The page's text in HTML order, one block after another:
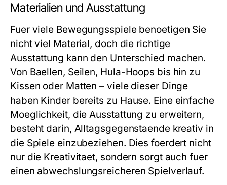
Materialien und Ausstattung
Fuer viele Bewegungsspiele benoetigen Sie
nicht viel Material, doch die richtige
Ausstattung kann den Unterschied machen.
Von Baellen, Seilen, Hula-Hoops bis hin zu
Kissen oder Matten – viele dieser Dinge
haben Kinder bereits zu Hause. Eine einfache
Moeglichkeit, die Ausstattung zu erweitern,
besteht darin, Alltagsgegenstaende kreativ in
die Spiele einzubeziehen. Dies foerdert nicht
nur die Kreativitaet, sondern sorgt auch fuer
einen abwechslungsreicheren Spielverlauf.